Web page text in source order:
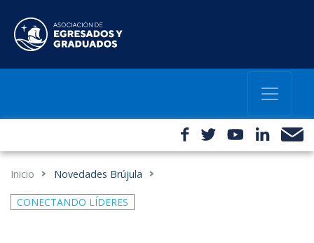
Inicio Novedades Brújula
CONECTANDO LÍDERES